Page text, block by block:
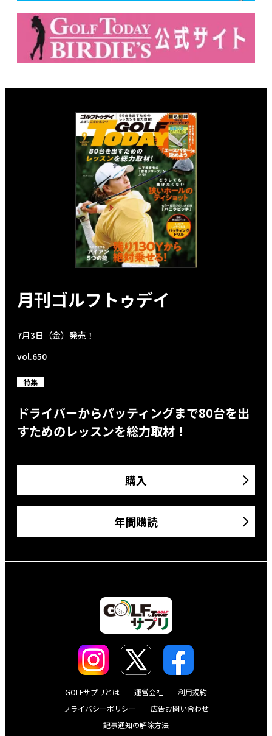
月刊ゴルフトゥデイ
7月3日（金）発売！
vol.650
特集
ドライバーからパッティングまで80台を出
すためのレッスンを総力取材！
購入
年間購読
GOLFサプリとは 運営会社
利用規約
プライバシーポリシー
広告お問い合わせ
記事通知の解除方法